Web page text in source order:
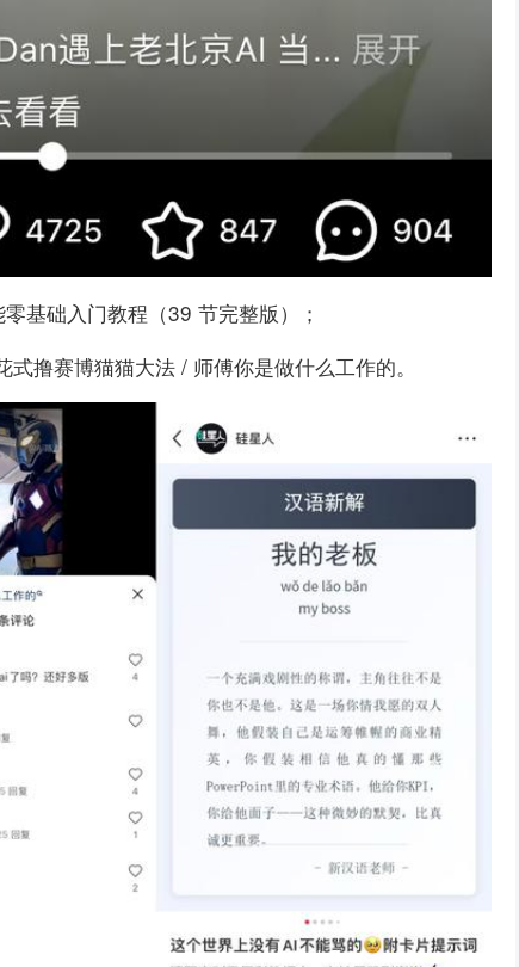
基础入门教程（39 节完整版）；
撸赛博猫猫大法 / 师傅你是做什么工作的。